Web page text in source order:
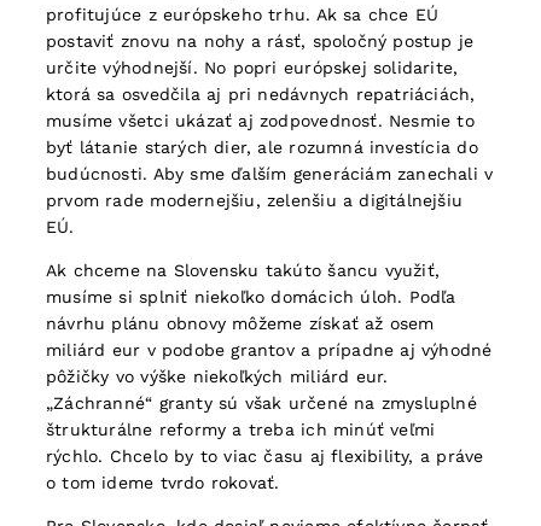
profitujúce z európskeho trhu. Ak sa chce EÚ
postaviť znovu na nohy a rásť, spoločný postup je
určite výhodnejší. No popri európskej solidarite,
ktorá sa osvedčila aj pri nedávnych repatriáciách,
musíme všetci ukázať aj zodpovednosť. Nesmie to
byť látanie starých dier, ale rozumná investícia do
budúcnosti. Aby sme ďalším generáciám zanechali v
prvom rade modernejšiu, zelenšiu a digitálnejšiu
EÚ.
Ak chceme na Slovensku takúto šancu využiť,
musíme si splniť niekoľko domácich úloh. Podľa
návrhu plánu obnovy môžeme získať až osem
miliárd eur v podobe grantov a prípadne aj výhodné
pôžičky vo výške niekoľkých miliárd eur.
„Záchranné“ granty sú však určené na zmysluplné
štrukturálne reformy a treba ich minúť veľmi
rýchlo. Chcelo by to viac času aj flexibility, a práve
o tom ideme tvrdo rokovať.